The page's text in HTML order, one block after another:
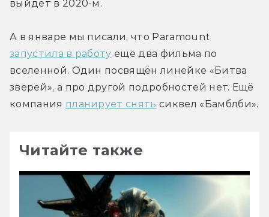
выйдет в 2020-м.
запустила в работу ещё два фильма по
вселенной. Один посвящён линейке «Битва
зверей», а про другой подробностей нет. Ещё
компания планирует снять сиквел «Бамблби».
Читайте также